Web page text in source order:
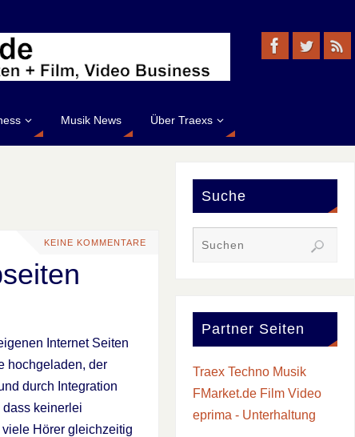
Musik News Über Traexs
KEINE KOMMENTARE
Internet Seiten
hochgeladen, der
durch Integration
keinerlei
Hörer gleichzeitig
Suche
Partner Seiten
Traex Techno Musik
FMarket.de Film Video
eprima - Unterhaltung